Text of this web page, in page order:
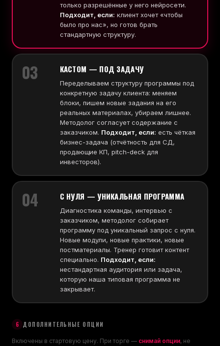
только разрешённые у него нейросети.
Подходит, если: клиент хочет «чтобы
было про нас», но готов брать
стандартную структуру.
03 КАСТОМ — ПОД ЗАДАЧУ
Переделываем структуру программы под
конкретную задачу клиента: меняем
блоки, пишем новые задания на его
реальных материалах, убираем лишнее.
Методолог согласует содержание с
заказчиком. Подходит, если: есть чёткая
бизнес-задача (отчётность для СД,
продающие КП, pitch-deck для
инвесторов).
04 С НУЛЯ — УНИКАЛЬНАЯ ПРОГРАММА
Диагностика команды, интервью с
заказчиком, методолог собирает
программу под уникальный запрос с нуля.
Новые модули, новые практики, новые
постматериалы. Тренер готовит контент
специально. Подходит, если:
нестандартная аудитория или задача,
которую наша типовая программа не
закрывает.
6 ДОПОЛНИТЕЛЬНЫЕ ОПЦИИ
Включены в стартовую цену. При торге — снимай опции, не